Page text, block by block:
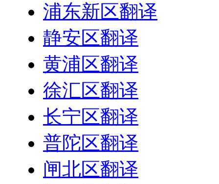
浦东新区翻译
静安区翻译
黄浦区翻译
徐汇区翻译
长宁区翻译
普陀区翻译
闸北区翻译